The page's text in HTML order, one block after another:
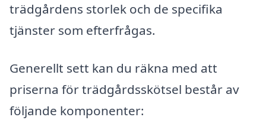
trädgårdens storlek och de specifika
tjänster som efterfrågas.
Generellt sett kan du räkna med att
priserna för trädgårdsskötsel består av
följande komponenter: